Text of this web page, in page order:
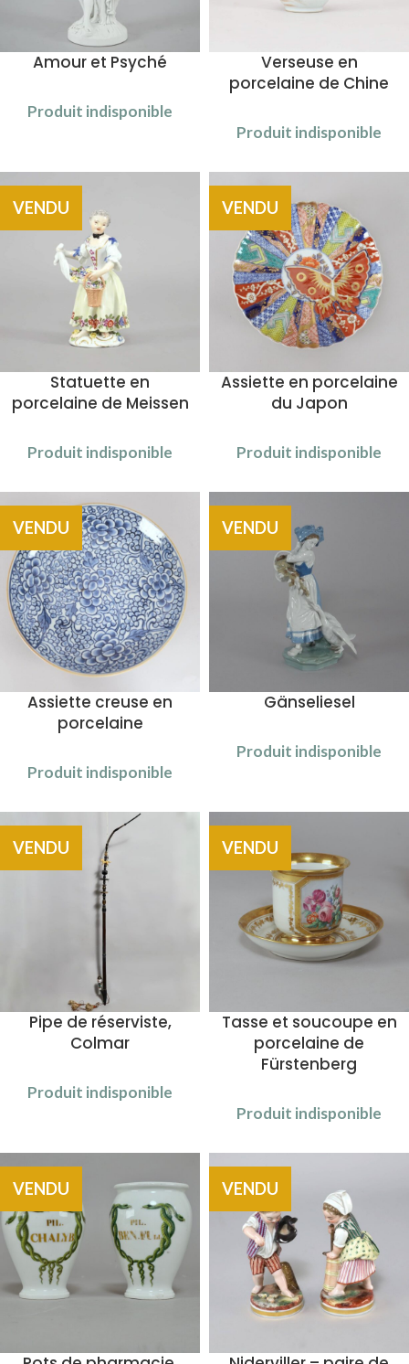
Amour et Psyché
Produit indisponible
Verseuse en
porcelaine de Chine
Produit indisponible
VENDU
Statuette en
porcelaine de Meissen
Produit indisponible
VENDU
Assiette en porcelaine
du Japon
Produit indisponible
VENDU
Assiette creuse en
porcelaine
Produit indisponible
VENDU
Gänseliesel
Produit indisponible
VENDU
Pipe de réserviste,
Colmar
Produit indisponible
VENDU
Tasse et soucoupe en
porcelaine de
Fürstenberg
Produit indisponible
VENDU VENDU